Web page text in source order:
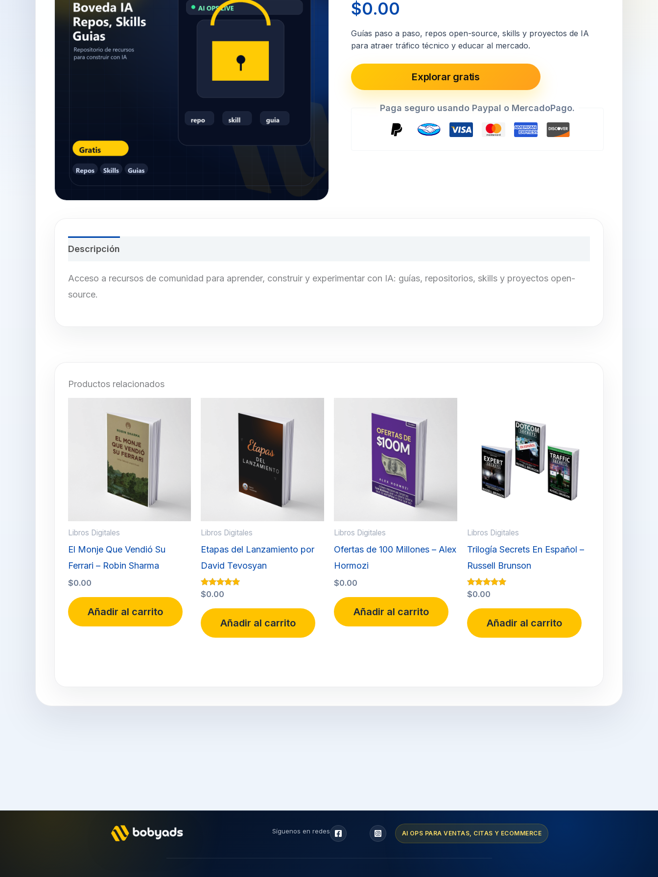
$0.00
Guías paso a paso, repos open-source, skills y proyectos de IA
para atraer tráfico técnico y educar al mercado.
Explorar gratis
Paga seguro usando Paypal o MercadoPago.
Descripción
Acceso a recursos de comunidad para aprender, construir y experimentar con IA: guías, repositorios, skills y proyectos open-
source.
Productos relacionados
Libros Digitales
El Monje Que Vendió Su
Ferrari – Robin Sharma
$0.00
Añadir al carrito
Libros Digitales
Etapas del Lanzamiento por
David Tevosyan
Valorado con
5.00
de 5
$0.00
Añadir al carrito
Libros Digitales
Ofertas de 100 Millones – Alex
Hormozi
$0.00
Añadir al carrito
Libros Digitales
Trilogía Secrets En Español –
Russell Brunson
Valorado con
5.00
de 5
$0.00
Añadir al carrito
Síguenos en redes